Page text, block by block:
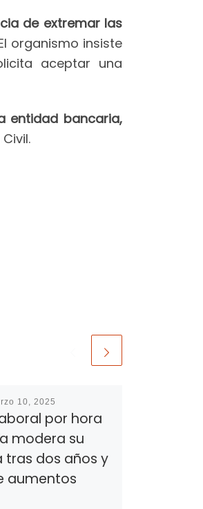
de extremar las
organismo insiste
aceptar una
entidad bancaria,
10, 2025
por hora
modera su
tras dos años y
aumentos